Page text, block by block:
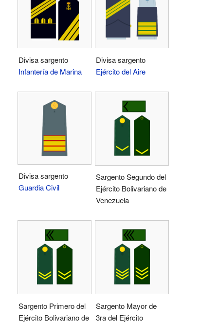
Divisa sargento
Infantería de Marina
Divisa sargento
Ejército del Aire
Divisa sargento
Guardia Civil
Sargento Segundo del
Ejército Bolivariano de
Venezuela
Sargento Primero del
Ejército Bolivariano de
Sargento Mayor de
3ra del Ejército